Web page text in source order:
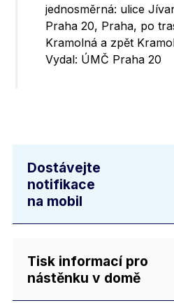
jednosměrná: ulice
Praha 20, Praha, po
Kramolná a zpět
Vydal: ÚMČ Praha 20
Dostávejte
notifikace
na mobil
Tisk informací pro
nástěnku v domě